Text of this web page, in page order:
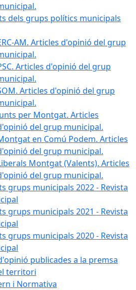
dels grups polítics municipals
AM. Articles d'opinió del grup
Articles d'opinió del grup
Articles d'opinió del grup
per Montgat. Articles
del grup municipal.
en Comú Podem. Articles
del grup municipal.
Montgat (Valents). Articles
del grup municipal.
grups municipals 2022 - Revista
grups municipals 2021 - Revista
grups municipals 2020 - Revista
publicades a la premsa
territori
i Normativa